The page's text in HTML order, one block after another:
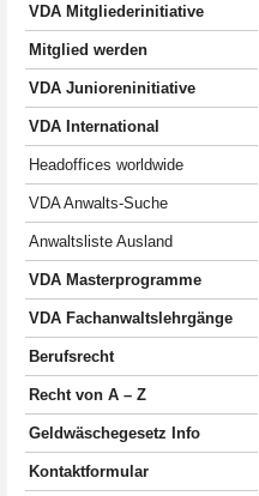
VDA Mitgliederinitiative
Mitglied werden
VDA Junioreninitiative
VDA International
Headoffices worldwide
VDA Anwalts-Suche
Anwaltsliste Ausland
VDA Masterprogramme
VDA Fachanwaltslehrgänge
Berufsrecht
Recht von A – Z
Geldwäschegesetz Info
Kontaktformular